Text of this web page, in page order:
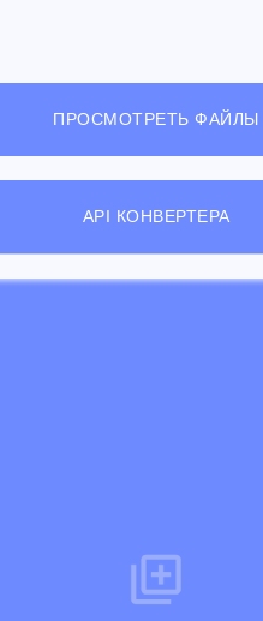
ПРОСМОТРЕТЬ ФАЙЛЫ
API КОНВЕРТЕРА